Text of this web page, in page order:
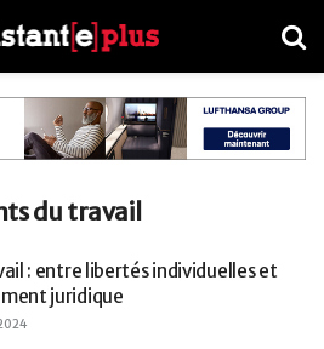
du travail
: entre libertés individuelles et
juridique